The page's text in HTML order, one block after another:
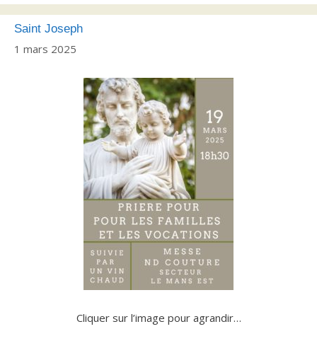
Saint Joseph
1 mars 2025
Cliquer sur l’image pour agrandir…